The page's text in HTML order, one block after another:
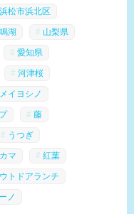
浜松市浜北区
湖 山梨県
愛知県
河津桜
イヨシノ
藤
うつぎ
マ 紅葉
トドアランチ
ノ